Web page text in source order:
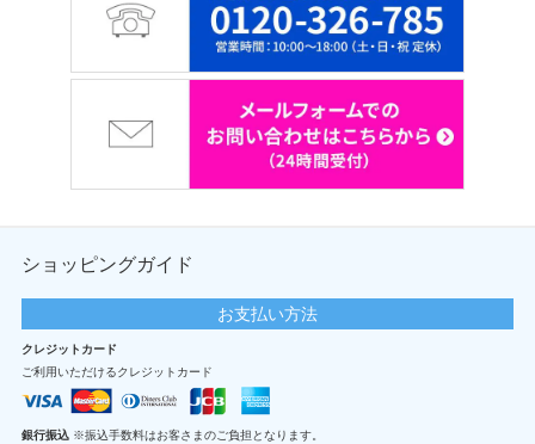
ショッピングガイド
お支払い方法
クレジットカード
ご利用いただけるクレジットカード
銀行振込 ※振込手数料はお客さまのご負担となります。